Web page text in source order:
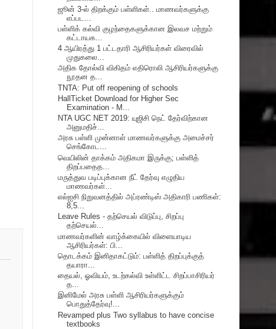
ஜூன் 3-ல் திறக்கும் பள்ளிகள்.. மாணவர்களுக்கு
எப்பட...
பள்ளிக் கல்வி குழந்தைகளுக்கான இலவச மற்றும்
கட்டாயக...
4 ஆயிரத்து 1 பட்டதாரி ஆசிரியர்கள் விரைவில்
முதுகலை...
அதிக தோல்வி விகிதம் எதிரொலி ஆசிரியர்களுக்கு
நூதன த...
TNTA: Put off reopening of schools
HallTicket Download for Higher Sec
Examination - M...
NTA UGC NET 2019: யுஜிசி நெட் தேர்விற்கான
அனுமதிச்...
அரசு பள்ளி முன்னாள் மாணவர்களுக்கு அமைச்சர்
செங்கோட...
வெயிலின் தாக்கம் அதிகமா இருக்கு; பள்ளித்
திறப்பதைத...
மருத்துவ படிப்புக்கான நீட் தேர்வு எழுதிய
மாணவர்கள்...
எல்ஐசி நிறுவனத்தில் அப்ரண்டிஸ் அதிகாரி பணிகள்:
8,5...
Leave Rules - தற்செயல் விடுப்பு, சிறப்பு
தற்செயல்...
மாணவர்களின் வாழ்க்கையில் விளையாடிய
ஆசிரியர்கள்: பி...
தொடக்கம் இனிதாகட்டும்: பள்ளித் திறப்புக்குத்
தயாரா...
தையல், ஓவியம், உடற்கல்வி உள்ளிட்ட சிறப்பாசிரியர்
த...
இனிமேல் அரசு பள்ளி ஆசிரியர்களுக்கும்
பொதுத்தேர்வு!...
Revamped plus Two syllabus to have concise
textbooks